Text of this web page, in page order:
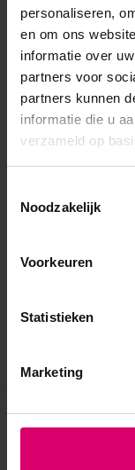
personaliseren,
en om ons
informatie over
partners voor
partners kunnen
informatie die u
verzameld op
Noodzakelijk
Voorkeuren
Statistieken
Marketing
Eerder bekeken